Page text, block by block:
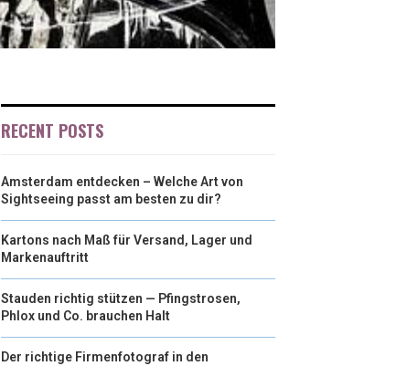
RECENT POSTS
Amsterdam entdecken – Welche Art von
Sightseeing passt am besten zu dir?
Kartons nach Maß für Versand, Lager und
Markenauftritt
Stauden richtig stützen — Pfingstrosen,
Phlox und Co. brauchen Halt
Der richtige Firmenfotograf in den